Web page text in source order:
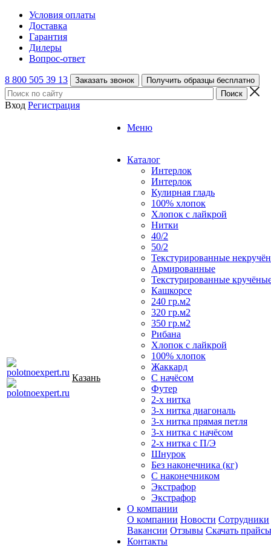
Условия оплаты
Доставка
Гарантия
Дилеры
Вопрос-ответ
8 800 505 39 13 Заказать звонок Получить образцы бесплатно
Вход Регистрация
Казань
Меню
Каталог
Интерлок
Интерлок
Кулирная гладь
100% хлопок
Хлопок с лайкрой
Нитки
40/2
50/2
Текстурированные
Армированные
Текстурированные
Кашкорсе
240 гр.м2
320 гр.м2
350 гр.м2
Рибана
Хлопок с лайкрой
100% хлопок
Жаккард
С начёсом
Футер
2-х нитка
3-х нитка диагональ
3-х нитка прямая петля
3-х нитка с начёсом
2-х нитка с П/Э
Шнурок
Без наконечника (кг)
С наконечником
Экстрафор
Экстрафор
О компании
О компании Новости Сотрудники
Вакансии Отзывы Скачать прайсы
Контакты